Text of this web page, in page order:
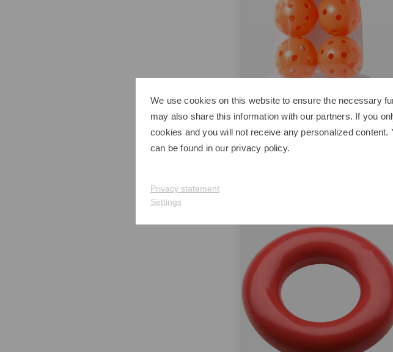
Lochball
1,95 €
in: 6er Pack
We use cookies on this website to ensure the necessary
may also share this information with our partners. If you
cookies and you will not receive any personalized
can be found in our privacy policy.
Privacy statement
Settings